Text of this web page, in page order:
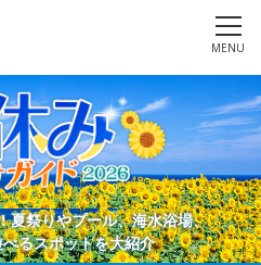
MENU
夏祭りやプール、海水浴場、
るスポットを大紹介